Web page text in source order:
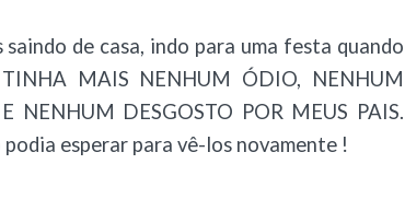
de casa, indo para uma festa quando
MAIS NENHUM ÓDIO, NENHUM
NENHUM DESGOSTO POR MEUS PAIS.
esperar para vê-los novamente !